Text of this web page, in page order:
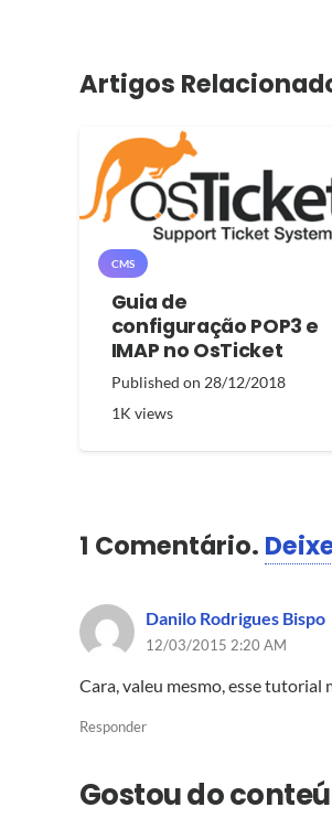
Artigos
CMS
Guia de
configuração POP3 e
IMAP no OsTicket
Published on 28/12/2018
1K views
1 Comentário.
Danilo Rodrigues Bispo
12/03/2015 2:20 AM
Cara, valeu mesmo, esse
Responder
Gostou do